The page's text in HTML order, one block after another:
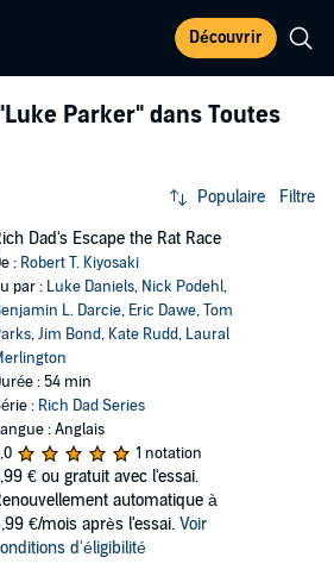
Découvrir
Parker" dans Toutes
Populaire Filtre
Dad's Escape the Rat Race
: Robert T. Kiyosaki
par : Luke Daniels, Nick Podehl,
L. Darcie, Eric Dawe,Tom
,Jim Bond, Kate Rudd, Laural
: 54 min
: Rich Dad Series
: Anglais
1 notation
€ ou gratuit avec l'essai.
automatique à
€/mois après l'essai. Voir
d'éligibilité